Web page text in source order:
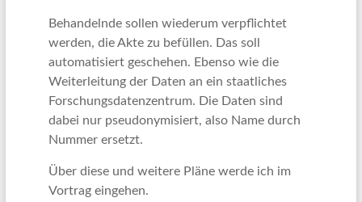
Behandelnde sollen wiederum verpflichtet
werden, die Akte zu befüllen. Das soll
automatisiert geschehen. Ebenso wie die
Weiterleitung der Daten an ein staatliches
Forschungsdatenzentrum. Die Daten sind
dabei nur pseudonymisiert, also Name durch
Nummer ersetzt.
Über diese und weitere Pläne werde ich im
Vortrag eingehen.